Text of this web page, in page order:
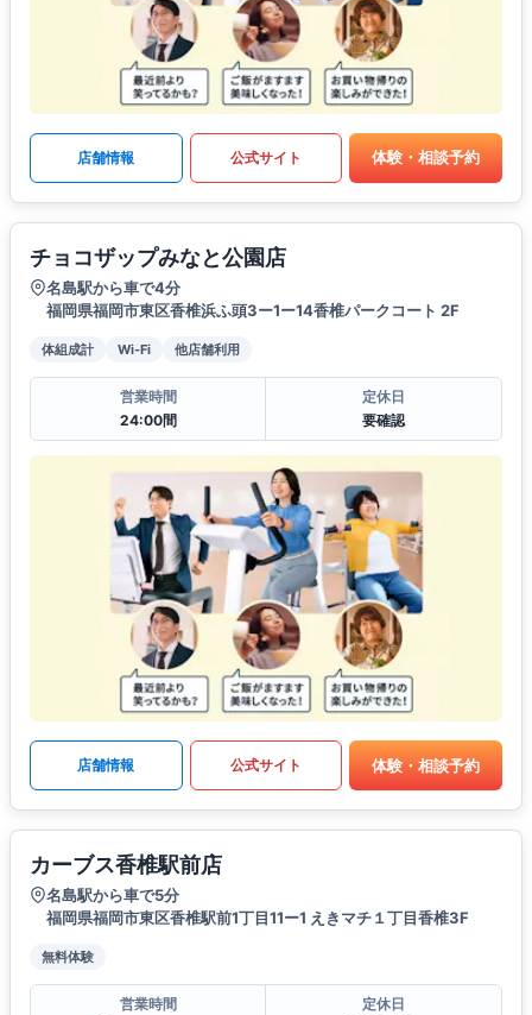
店舗情報 公式サイト 体験・相談予約
チョコザップみなと公園店
名島駅から車で4分
福岡県福岡市東区香椎浜ふ頭3ー1ー14香椎パークコート 2F
体組成計 Wi-Fi 他店舗利用
営業時間
24:00間
定休日
要確認
店舗情報 公式サイト 体験・相談予約
カーブス香椎駅前店
名島駅から車で5分
福岡県福岡市東区香椎駅前1丁目11ー1 えきマチ１丁目香椎3F
無料体験
営業時間
定休日